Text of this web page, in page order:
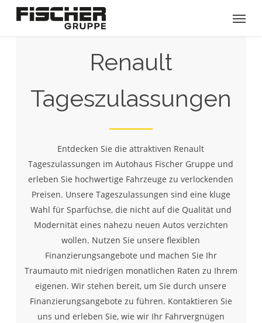
main
Menu
Renault
Tageszulassungen
Entdecken Sie die attraktiven Renault
Tageszulassungen im Autohaus Fischer Gruppe und
erleben Sie hochwertige Fahrzeuge zu verlockenden
Preisen. Unsere Tageszulassungen sind eine kluge
Wahl für Sparfüchse, die nicht auf die Qualität und
Modernität eines nahezu neuen Autos verzichten
wollen. Nutzen Sie unsere flexiblen
Finanzierungsangebote und machen Sie Ihr
Traumauto mit niedrigen monatlichen Raten zu Ihrem
eigenen. Wir stehen bereit, um Sie durch unsere
Finanzierungsangebote zu führen. Kontaktieren Sie
uns und erleben Sie, wie wir Ihr Fahrvergnügen